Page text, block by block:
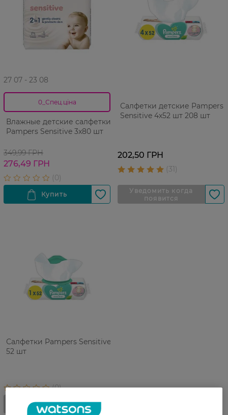
27 07 - 23 08
0_Спец.ціна
Влажные детские салфетки
Pampers Sensitive 3x80 шт
349,99 ГРН
276,49 ГРН
Салфетки детские Pampers
Sensitive 4х52 шт 208 шт
202,50 ГРН
Салфетки Pampers Sensitive
52 шт